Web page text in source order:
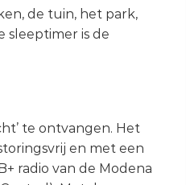
de tuin, het park,
sleeptimer is de
te ontvangen. Het
en met een
radio van de Modena